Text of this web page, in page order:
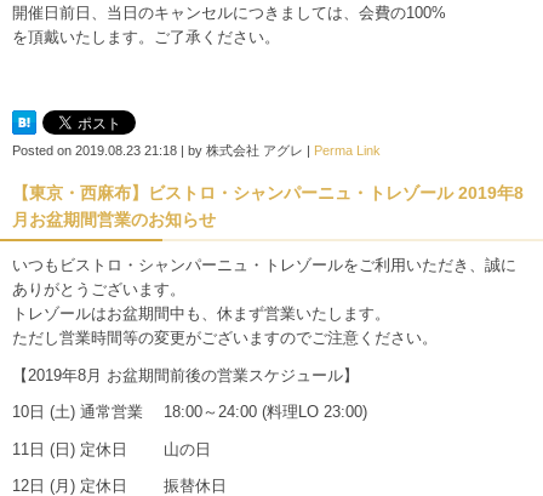
開催日前日、当日のキャンセルにつきましては、会費の100%
を頂戴いたします。ご了承ください。
Posted on 2019.08.23 21:18 by 株式会社 アグレ Perma Link
【東京・西麻布】ビストロ・シャンパーニュ・トレゾール 2019年8
月お盆期間営業のお知らせ
いつもビストロ・シャンパーニュ・トレゾールをご利用いただき、誠に
ありがとうございます。
トレゾールはお盆期間中も、休まず営業いたします。
ただし営業時間等の変更がございますのでご注意ください。
【2019年8月 お盆期間前後の営業スケジュール】
10日 (土) 通常営業 18:00～24:00 (料理LO 23:00)
11日 (日) 定休日 山の日
12日 (月) 定休日 振替休日